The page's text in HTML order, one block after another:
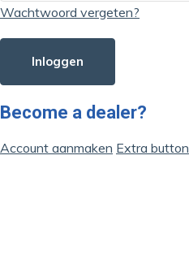
Wachtwoord vergeten?
Inloggen
Become a dealer?
Account aanmaken Extra button